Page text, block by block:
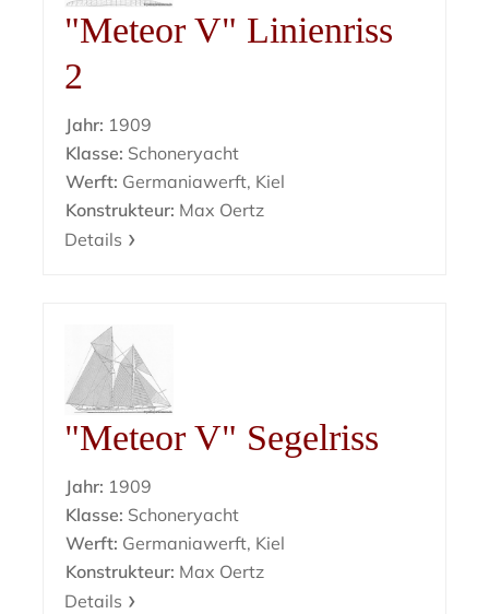
"Meteor V" Linienriss
2
Jahr: 1909
Klasse: Schoneryacht
Werft: Germaniawerft, Kiel
Konstrukteur: Max Oertz
Details
"Meteor V" Segelriss
Jahr: 1909
Klasse: Schoneryacht
Werft: Germaniawerft, Kiel
Konstrukteur: Max Oertz
Details